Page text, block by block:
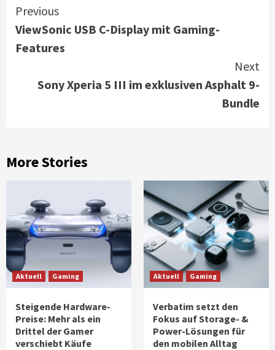
Continue
Reading
Previous
ViewSonic USB C-Display mit Gaming-
Features
Next
Sony Xperia 5 III im exklusiven Asphalt 9-
Bundle
More Stories
Aktuell Gaming
Steigende Hardware-
Preise: Mehr als ein
Drittel der Gamer
verschiebt Käufe
Aktuell Gaming
Verbatim setzt den
Fokus auf Storage- &
Power-Lösungen für
den mobilen Alltag